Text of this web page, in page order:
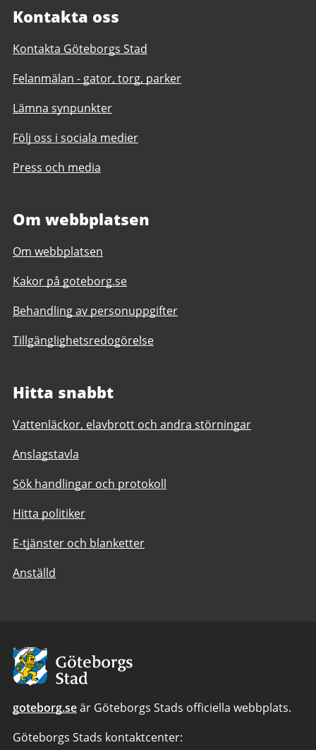
Kontakta oss
Kontakta Göteborgs Stad
Felanmälan - gator, torg, parker
Lämna synpunkter
Följ oss i sociala medier
Press och media
Om webbplatsen
Om webbplatsen
Kakor på goteborg.se
Behandling av personuppgifter
Tillgänglighetsredogörelse
Hitta snabbt
Vattenläckor, elavbrott och andra störningar
Anslagstavla
Sök handlingar och protokoll
Hitta politiker
E-tjänster och blanketter
Anställd
Avsändare:
Göteborgs
Stad
goteborg.seär Göteborgs Stads officiella webbplats.
Göteborgs Stads kontaktcenter: